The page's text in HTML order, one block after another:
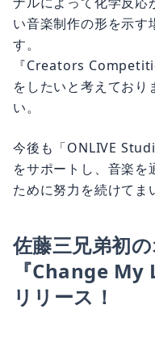
い音楽制作の形を示す
す。
『Creators
をしたいと考えてお
い。
をサポートし、音楽
ために努力を続けてま
佐藤三兄弟初
『Change My
リリース！